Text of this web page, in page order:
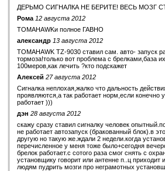
ДЕРЬМО СИГНАЛКА НЕ БЕРИТЕ! ВЕСЬ МОЗГ
Рома 12 августа 2012
TOMAHAWKи полное ГАВНО
александр 13 августа 2012
TOMAHAWK TZ-9030 ставил сам. авто- запуск
тормоза!только вот проблема с брелками,база
100меров,как лечить ?кто подскажет
Алексей 27 августа 2012
Сигналка неплохая,жалко что дальность
проявляются,а так работает норм,если
работает )))
дэн 28 августа 2012
скажу сразу ставил сигналку человек
не работает автозапуск (бракованный блок).в
другую но такую же.ждали 2 недели.когда
перечисленное у меня тоже было+сегодня
брелок работает.с сотого раза смог снять с
установщику говорит или антенне п..ц
людям пудрить мозги про неграмотных